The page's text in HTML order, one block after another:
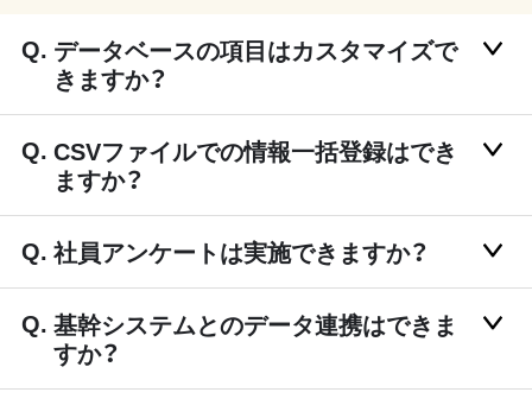
データベースの項目はカスタマイズで
きますか？
CSVファイルでの情報一括登録はでき
ますか？
社員アンケートは実施できますか？
基幹システムとのデータ連携はできま
すか？